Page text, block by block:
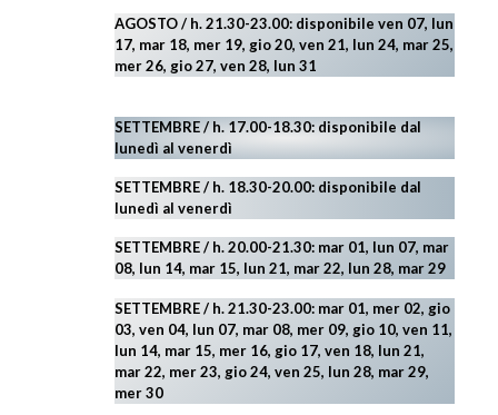
AGOSTO/ h. 21.30-23.00: disponibile ven 07, lun
17, mar 18, mer 19, gio 20, ven 21, lun 24, mar 25,
mer 26, gio 27, ven 28, lun 31
SETTEMBRE / h. 17.00-18.30: disponibile dal
lunedì al venerdì
SETTEMBRE / h. 18.30-20.00: disponibile dal
lunedì al venerdì
SETTEMBRE / h. 20.00-21.30: mar 01, lun 07, mar
08, lun 14, mar 15, lun 21, mar 22, lun 28, mar 29
SETTEMBRE / h. 21.30-23.00: mar 01, mer 02, gio
03, ven 04, lun 07, mar 08, mer 09, gio 10, ven 11,
lun 14, mar 15, mer 16, gio 17, ven 18, lun 21,
mar 22, mer 23, gio 24, ven 25, lun 28, mar 29,
mer 30